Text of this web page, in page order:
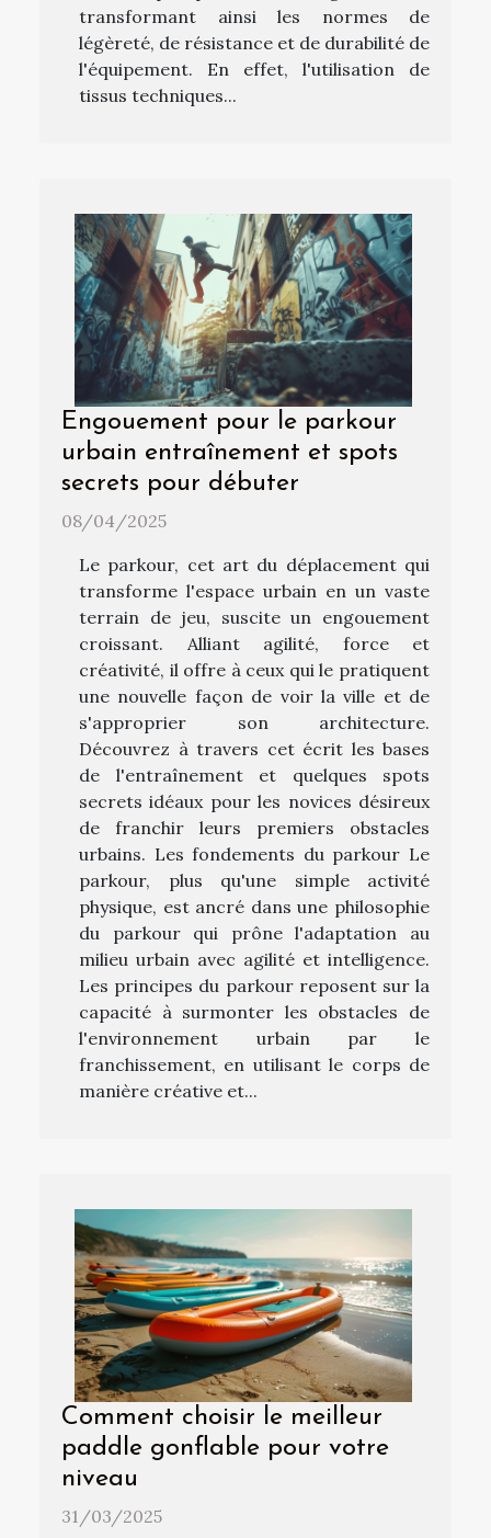
transformant ainsi les normes de
légèreté, de résistance et de durabilité de
l'équipement. En effet, l'utilisation de
tissus techniques...
Engouement pour le parkour
urbain entraînement et spots
secrets pour débuter
08/04/2025
Le parkour, cet art du déplacement qui
transforme l'espace urbain en un vaste
terrain de jeu, suscite un engouement
croissant. Alliant agilité, force et
créativité, il offre à ceux qui le pratiquent
une nouvelle façon de voir la ville et de
s'approprier son architecture.
Découvrez à travers cet écrit les bases
de l'entraînement et quelques spots
secrets idéaux pour les novices désireux
de franchir leurs premiers obstacles
urbains. Les fondements du parkour Le
parkour, plus qu'une simple activité
physique, est ancré dans une philosophie
du parkour qui prône l'adaptation au
milieu urbain avec agilité et intelligence.
Les principes du parkour reposent sur la
capacité à surmonter les obstacles de
l'environnement urbain par le
franchissement, en utilisant le corps de
manière créative et...
Comment choisir le meilleur
paddle gonflable pour votre
niveau
31/03/2025